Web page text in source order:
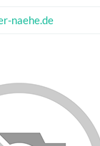
naehe.de